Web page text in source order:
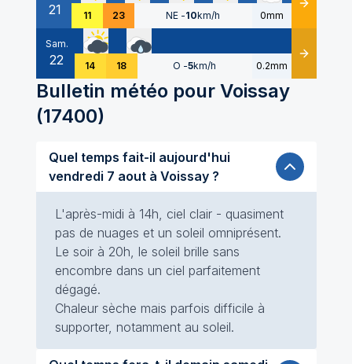
21 11 23 NE -10km/h 0mm Détails
Sam.
22 14 18 O -5km/h 0.2mm Détails
Bulletin météo pour Voissay
(17400)
Quel temps fait-il aujourd'hui
vendredi 7 aout à Voissay ?
L'après-midi à 14h, ciel clair - quasiment
pas de nuages et un soleil omniprésent.
Le soir à 20h, le soleil brille sans
encombre dans un ciel parfaitement
dégagé.
Chaleur sèche mais parfois difficile à
supporter, notamment au soleil.